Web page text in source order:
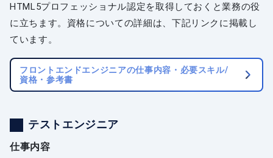
HTML5プロフェッショナル認定を取得しておくと業務の役
に立ちます。資格についての詳細は、下記リンクに掲載し
ています。
フロントエンドエンジニアの仕事内容・必要スキル/
資格・参考書
テストエンジニア
仕事内容